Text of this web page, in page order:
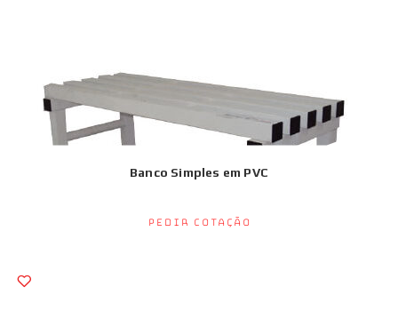
Banco Simples em PVC
Pedir Cotação